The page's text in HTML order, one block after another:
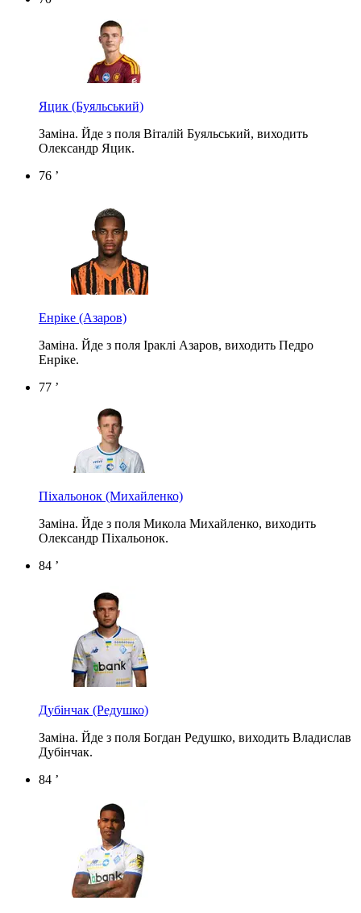
Яцик (Буяльський)
Заміна. Йде з поля Віталій Буяльський, виходить
Олександр Яцик.
76 ’
Енріке (Азаров)
Заміна. Йде з поля Іраклі Азаров, виходить Педро
Енріке.
77 ’
Піхальонок (Михайленко)
Заміна. Йде з поля Микола Михайленко, виходить
Олександр Піхальонок.
84 ’
Дубінчак (Редушко)
Заміна. Йде з поля Богдан Редушко, виходить Владислав
Дубінчак.
84 ’